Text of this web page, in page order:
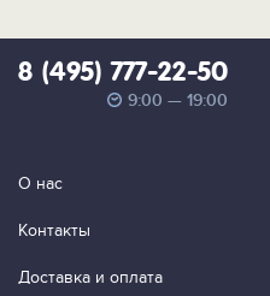
8 (495) 777-22-50
9:00 — 19:00
О нас
Контакты
Доставка и оплата